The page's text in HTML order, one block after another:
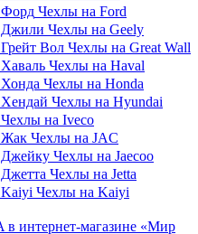
Чехлы на Ford
Чехлы на Geely
Чехлы на Great Wall
Чехлы на Haval
Чехлы на Honda
Чехлы на Hyundai
Чехлы на Iveco
Чехлы на JAC
Чехлы на Jaecoo
Чехлы на Jetta
Чехлы на Kaiyi